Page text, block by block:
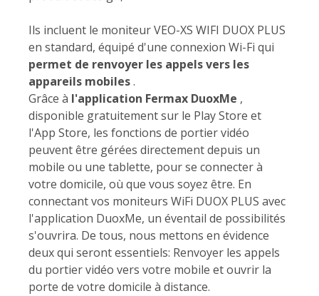
Ils incluent le moniteur VEO-XS WIFI DUOX PLUS
en standard, équipé d'une connexion Wi-Fi qui
permet de renvoyer les appels vers les
appareils mobiles.
Grâce à l'application Fermax DuoxMe ,
disponible gratuitement sur le Play Store et
l'App Store, les fonctions de portier vidéo
peuvent être gérées directement depuis un
mobile ou une tablette, pour se connecter à
votre domicile, où que vous soyez être. En
connectant vos moniteurs WiFi DUOX PLUS avec
l'application DuoxMe, un éventail de possibilités
s'ouvrira. De tous, nous mettons en évidence
deux qui seront essentiels: Renvoyer les appels
du portier vidéo vers votre mobile et ouvrir la
porte de votre domicile à distance.